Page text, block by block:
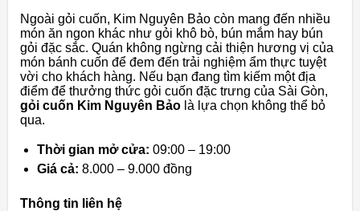
Ngoài gỏi cuốn, Kim Nguyên Bảo còn mang đến nhiều
món ăn ngon khác như gỏi khô bò, bún mắm hay bún
gỏi đặc sắc. Quán không ngừng cải thiện hương vị của
món bánh cuốn để đem đến trải nghiệm ẩm thực tuyệt
vời cho khách hàng. Nếu bạn đang tìm kiếm một địa
điểm để thưởng thức gỏi cuốn đặc trưng của Sài Gòn,
gỏi cuốn Kim Nguyên Bảo là lựa chọn không thể bỏ
qua.
Thời gian mở cửa: 09:00 – 19:00
Giá cả: 8.000 – 9.000 đồng
Thông tin liên hệ